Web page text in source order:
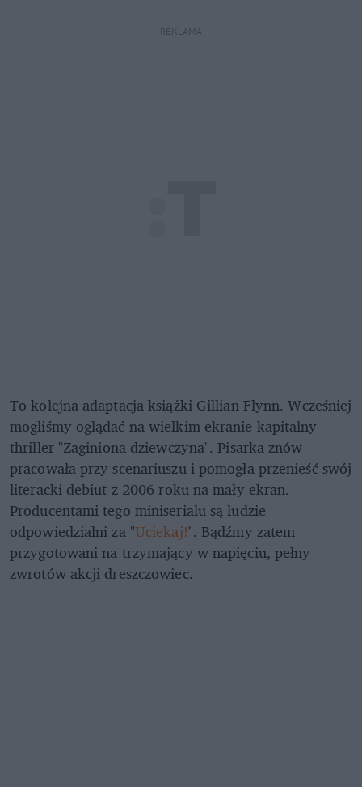
REKLAMA
To kolejna adaptacja książki Gillian Flynn. Wcześniej
mogliśmy oglądać na wielkim ekranie kapitalny
thriller "Zaginiona dziewczyna". Pisarka znów
pracowała przy scenariuszu i pomogła przenieść swój
literacki debiut z 2006 roku na mały ekran.
Producentami tego miniserialu są ludzie
odpowiedzialni za "Uciekaj!". Bądźmy zatem
przygotowani na trzymający w napięciu, pełny
zwrotów akcji dreszczowiec.